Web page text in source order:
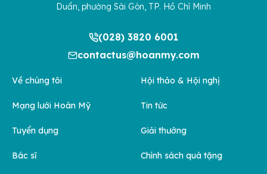
Duẩn, phường Sài Gòn, TP. Hồ Chí Minh
(028) 3820 6001
contactus@hoanmy.com
Về chúng tôi
Mạng lưới Hoàn Mỹ
Tuyển dụng
Bác sĩ
Hội thảo & Hội nghị
Tin tức
Giải thưởng
Chính sách quà tặng